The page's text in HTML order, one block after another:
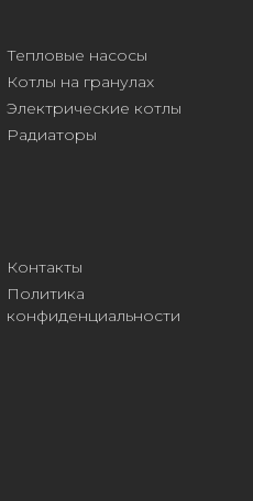
Тепловые насосы
Котлы на гранулах
Электрические котлы
Радиаторы
Контакты
Политика
конфиденциальности